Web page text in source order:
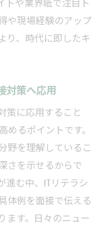
や現場経験のアップ
り、時代に即したキ
対策へ応用
策に応用すること
めるポイントです。
野を理解しているこ
さを示せるからで
進む中、ITリテラシ
体例を面接で伝える
ます。日々のニュー